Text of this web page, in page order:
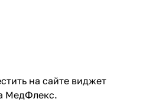
на сайте виджет
МедФлекс.